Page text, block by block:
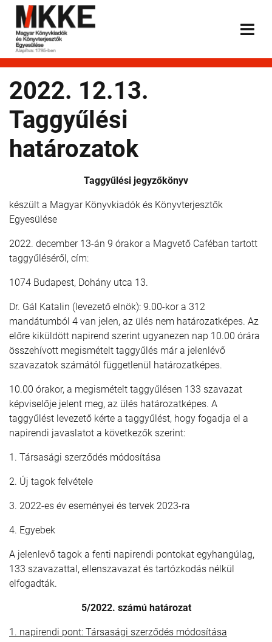
2022. 12.13.
Taggyűlési
határozatok
Taggyűlési jegyzőkönyv
készült a Magyar Könyvkiadók és Könyvterjesztők
Egyesülése
2022. december 13-án 9 órakor a Magvető Caféban tartott
taggyűléséről, cím:
1074 Budapest, Dohány utca 13.
Dr. Gál Katalin (levezető elnök): 9.00-kor a 312
mandátumból 4 van jelen, az ülés nem határozatképes. Az
előre kiküldött napirend szerint ugyanezen nap 10.00 órára
összehívott megismételt taggyűlés már a jelenlévő
szavazatok számától függetlenül határozatképes.
10.00 órakor, a megismételt taggyűlésen 133 szavazat
képviselője jelent meg, az ülés határozatképes. A
taggyűlést levezető kérte a taggyűlést, hogy fogadja el a
napirendi javaslatot a következők szerint:
1. Társasági szerződés módosítása
2. Új tagok felvétele
3. 2022-es év eseményei és tervek 2023-ra
4. Egyebek
A jelenlevő tagok a fenti napirendi pontokat egyhangúlag,
133 szavazattal, ellenszavazat és tartózkodás nélkül
elfogadták.
5/2022. számú határozat
1. napirendi pont: Társasági szerződés módosítása